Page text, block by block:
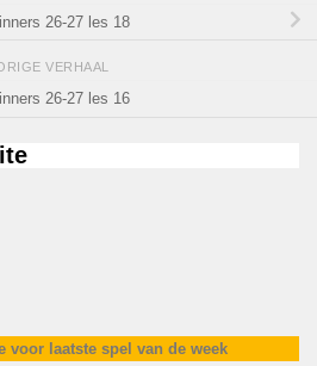
26-27 les 18
VERHAAL
26-27 les 16
voor laatste spel van de week